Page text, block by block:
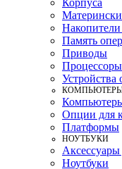
Корпуса
Накопители
Память
Приводы
Процессоры
Устройства
Опции для
Платформы
НОУТБУКИ
Аксессуары
Ноутбуки